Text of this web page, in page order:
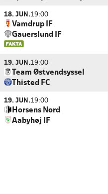
18. JUN.19:00
Vamdrup IF
Gauerslund IF
19. JUN.19:00
Team Østvendsyssel
Thisted FC
19. JUN.19:00
Horsens Nord
Aabyhøj IF